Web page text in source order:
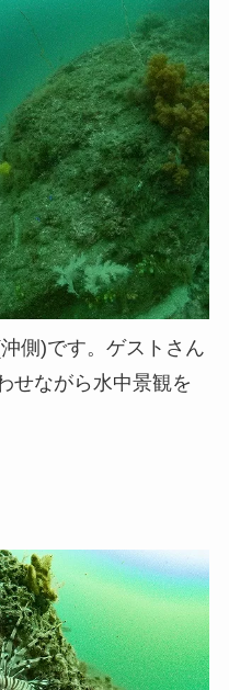
側)です。ゲストさん
せながら水中景観を